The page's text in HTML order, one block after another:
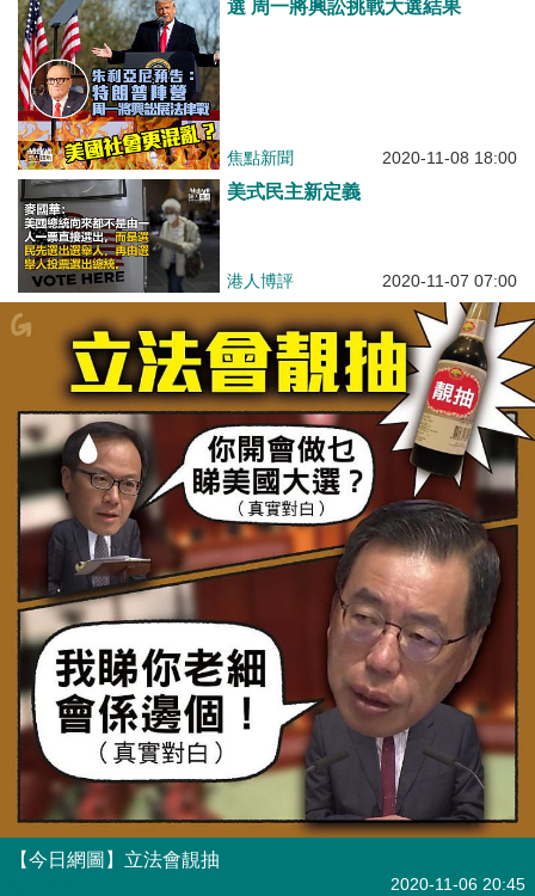
選 周一將興訟挑戰大選結果
焦點新聞 2020-11-08 18:00
美式民主新定義
港人博評 2020-11-07 07:00
【今日網圖】立法會靚抽
2020-11-06 20:45